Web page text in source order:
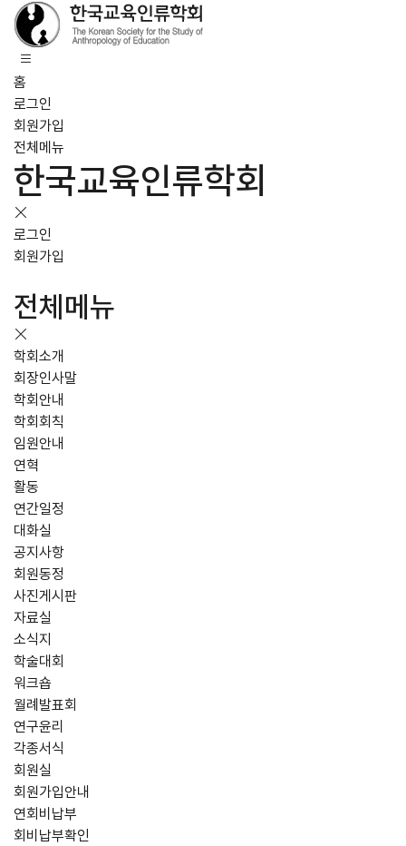
홈
로그인
회원가입
전체메뉴
한국교육인류학회
로그인
회원가입
전체메뉴
학회소개
회장인사말
학회안내
학회회칙
임원안내
연혁
활동
연간일정
대화실
공지사항
회원동정
사진게시판
자료실
소식지
학술대회
워크숍
월례발표회
연구윤리
각종서식
회원실
회원가입안내
연회비납부
회비납부확인